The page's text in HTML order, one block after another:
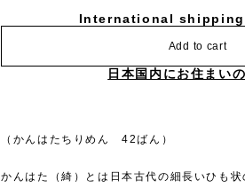
International
Add to cart
日本国内にお住まい
（かんはたちりめん 42ばん）
かんはた（綺）とは日本古代の細長いひも状